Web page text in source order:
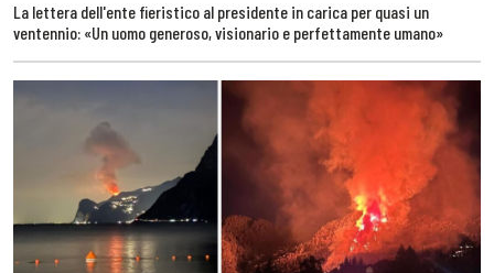
La lettera dell'ente fieristico al presidente in carica per quasi un
ventennio: «Un uomo generoso, visionario e perfettamente umano»